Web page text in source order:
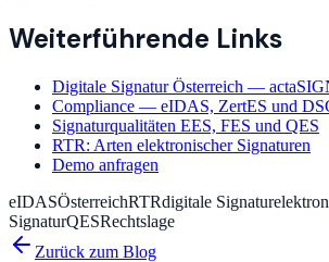
Weiterführende Links
Digitale Signatur Österreich —
Compliance — eIDAS, ZertES und
Signaturqualitäten EES, FES und QES
RTR: Arten elektronischer Signaturen
Demo anfragen
eIDASÖsterreichRTRdigitale Signatur
SignaturQESRechtslage
Zurück zum Blog